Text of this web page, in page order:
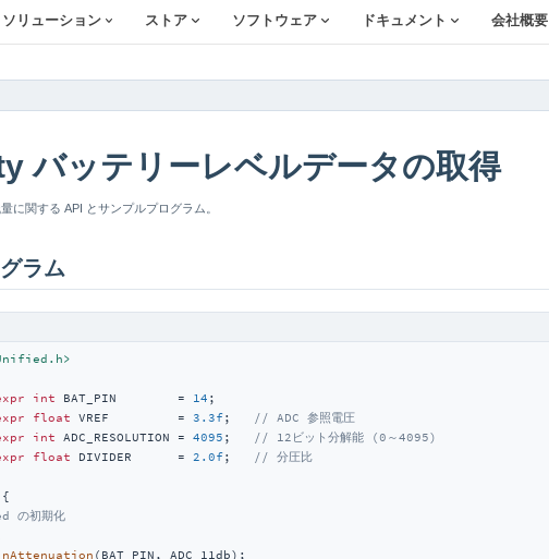
ソリューション ストア ソフトウェア ドキュメント 会社概要
バッテリーレベルデータの取得
に関する API とサンプルプログラム。
ラム
int BAT_PIN        = 14
float VREF         = 3.3f;
// ADC 参照電圧
int ADC_RESOLUTION = 4095 ;
// 12ビット分解能 (0～4095)
float DIVIDER      = 2.0f; // 分圧比
{
の初期化
(BAT_PIN, ADC_11db);